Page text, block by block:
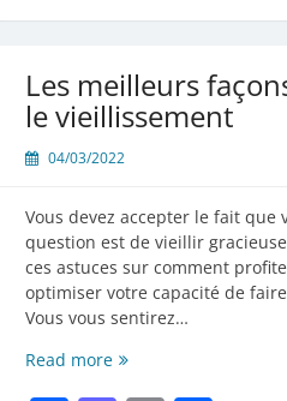
du
vieillissement
sont
plus
ce
vous
pensez
Les meilleurs
le vieillissement
04/03/2022
Vous devez accepter le fait que
question est de vieillir
ces astuces sur comment
optimiser votre capacité de
Vous vous sentirez…
Read moreLes